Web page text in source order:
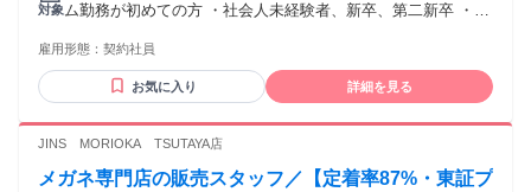
は、そんな地域に根ざしたお店です。 ※さらに眼鏡作成技能
士資格を保有している場合、時給120円UP！ （社内承認後、
あり（月上限5万円まで支給）
対象ム勤務が初めての方 ・社会人未経験者、新卒、第二新卒 ・普
がなくて不安」という方も 教育研修制度が充実するJINSで
は、 問題なく活躍してくださっています。 【動画などの研修
ツール充実】 ※できることからスタートしつつ、 業務の合間
す◎ ■活躍するスタッフの特徴 ――――――――― ◇笑顔を
い方 ◇仲間と協力して働きたい方 【実はこんなタイプの方
雇用形態： 契約社員
お気に入り 詳細を見る
JINS MORIOKA TSUTAYA店
メガネ専門店の販売スタッフ／【定着率87%・東証プ